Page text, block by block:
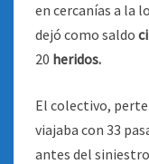
en cercanías a la
dejó como saldo
20 heridos.
El colectivo,
viajaba con 33
antes del